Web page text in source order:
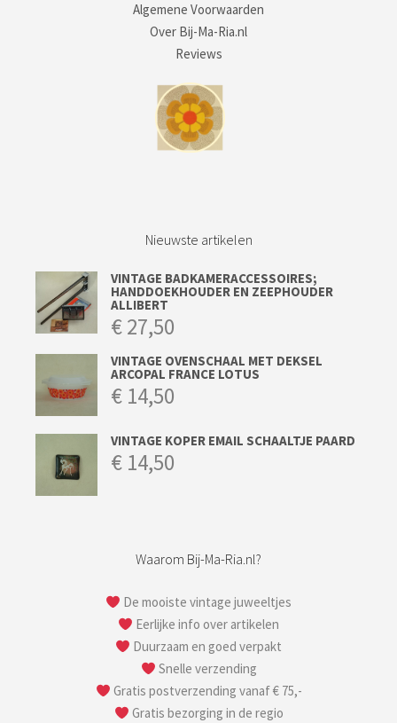
Algemene Voorwaarden
Over Bij-Ma-Ria.nl
Reviews
Nieuwste artikelen
VINTAGE BADKAMERACCESSOIRES;
HANDDOEKHOUDER EN ZEEPHOUDER
ALLIBERT
€27,50
VINTAGE OVENSCHAAL MET DEKSEL
ARCOPAL FRANCE LOTUS
€ 14,50
VINTAGE KOPER EMAIL SCHAALTJE PAARD
€ 14,50
Waarom Bij-Ma-Ria.nl?
De mooiste vintage juweeltjes
Eerlijke info over artikelen
Duurzaam en goed verpakt
Snelle verzending
Gratis postverzending vanaf € 75,-
Gratis bezorging in de regio